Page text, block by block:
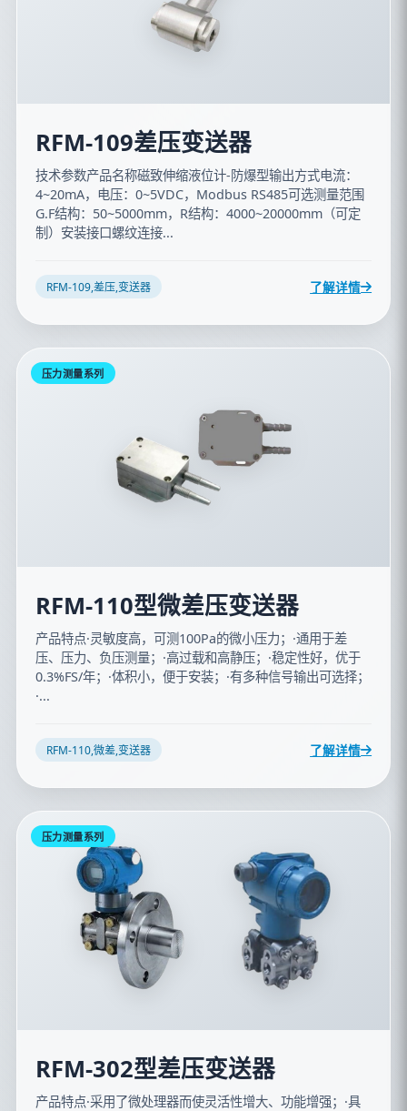
RFM-109差压变送器
技术参数产品名称磁致伸缩液位计-防爆型输出方式电流：
4~20mA，电压：0~5VDC，Modbus RS485可选测量范围
G.F结构：50~5000mm，R结构：4000~20000mm（可定
制）安装接口螺纹连接...
RFM-109,差压,变送器 了解详情
压力测量系列
RFM-110型微差压变送器
产品特点·灵敏度高，可测100Pa的微小压力；·通用于差
压、压力、负压测量；·高过载和高静压；·稳定性好，优于
0.3%FS/年；·体积小，便于安装；·有多种信号输出可选择；
·...
RFM-110,微差,变送器 了解详情
压力测量系列
RFM-302型差压变送器
产品特点·采用了微处理器而使灵活性增大、功能增强；·具